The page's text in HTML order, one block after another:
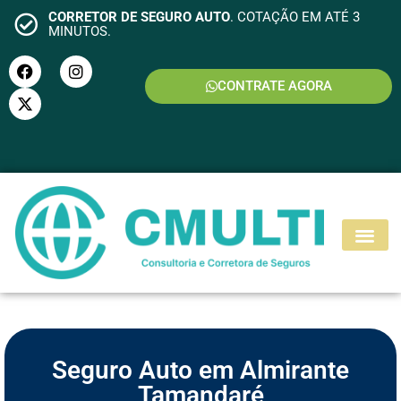
CORRETOR DE SEGURO AUTO. COTAÇÃO EM ATÉ 3
MINUTOS.
CONTRATE AGORA
SEGURO MOTO
Seguro Auto em Almirante